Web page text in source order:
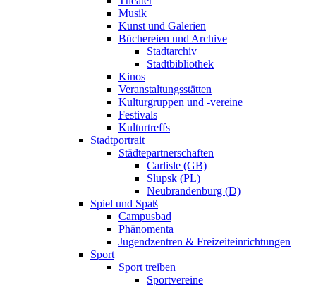
Musik
Kunst und Galerien
Büchereien und Archive
Stadtarchiv
Stadtbibliothek
Kinos
Veranstaltungsstätten
Kulturgruppen und -vereine
Festivals
Kulturtreffs
Stadtportrait
Städtepartnerschaften
Carlisle (GB)
Slupsk (PL)
Neubrandenburg (D)
Spiel und Spaß
Campusbad
Phänomenta
Jugendzentren & Freizeiteinrichtungen
Sport
Sport treiben
Sportvereine